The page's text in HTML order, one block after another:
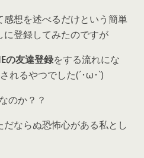
感想を述べるだけという簡単
登録してみたのですが
の友達登録をする流れにな
されるやつでした(´･ω･`)
のか？？
ならぬ恐怖心がある私とし